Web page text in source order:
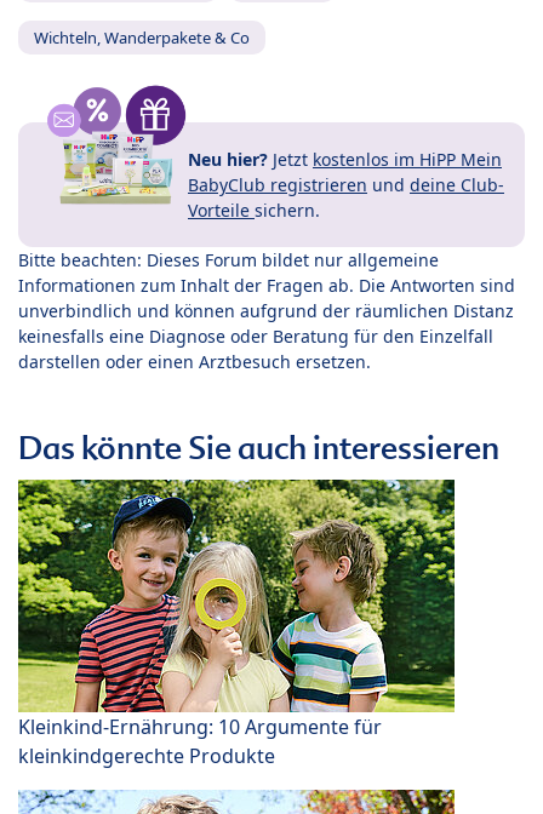
Wichteln, Wanderpakete & Co
Neu hier? Jetzt kostenlos im HiPP Mein
BabyClub registrieren und deine Club-
Vorteile sichern.
Bitte beachten: Dieses Forum bildet nur allgemeine
Informationen zum Inhalt der Fragen ab. Die Antworten sind
unverbindlich und können aufgrund der räumlichen Distanz
keinesfalls eine Diagnose oder Beratung für den Einzelfall
darstellen oder einen Arztbesuch ersetzen.
Das könnte Sie auch interessieren
Kleinkind-Ernährung: 10 Argumente für
kleinkindgerechte Produkte